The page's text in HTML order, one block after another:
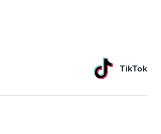
TikTok